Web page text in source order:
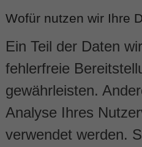
Wofür nutzen wir Ihre
Ein Teil der Daten
fehlerfreie
gewährleisten.
Analyse Ihres
verwendet werden.